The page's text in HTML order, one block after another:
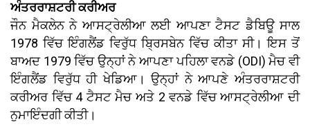
ਅੰਤਰਰਾਸ਼ਟਰੀ ਕਰੀਅਰ
ਜੌਨ ਮੈਕਲੇਨ ਨੇ ਆਸਟ੍ਰੇਲੀਆ ਲਈ ਆਪਣਾ ਟੈਸਟ ਡੈਬਿਊ ਸਾਲ
1978 ਵਿੱਚ ਇੰਗਲੈਂਡ ਵਿਰੁੱਧ ਬ੍ਰਿਸਬੇਨ ਵਿੱਚ ਕੀਤਾ ਸੀ। ਇਸ ਤੋਂ
ਬਾਅਦ 1979 ਵਿੱਚ ਉਨ੍ਹਾਂ ਨੇ ਆਪਣਾ ਪਹਿਲਾ ਵਨਡੇ (ODI) ਮੈਚ ਵੀ
ਇੰਗਲੈਂਡ ਵਿਰੁੱਧ ਹੀ ਖੇਡਿਆ। ਉਨ੍ਹਾਂ ਨੇ ਆਪਣੇ ਅੰਤਰਰਾਸ਼ਟਰੀ
ਕਰੀਅਰ ਵਿੱਚ 4 ਟੈਸਟ ਮੈਚ ਅਤੇ 2 ਵਨਡੇ ਵਿੱਚ ਆਸਟ੍ਰੇਲੀਆ ਦੀ
ਨੁਮਾਇੰਦਗੀ ਕੀਤੀ।